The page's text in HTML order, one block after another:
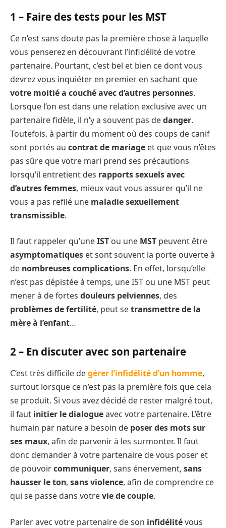
1 – Faire des tests pour les MST
Ce n’est sans doute pas la première chose à laquelle
vous penserez en découvrant l’infidélité de votre
partenaire. Pourtant, c’est bel et bien ce dont vous
devrez vous inquiéter en premier en sachant que
votre moitié a couché avec d’autres personnes.
Lorsque l’on est dans une relation exclusive avec un
partenaire fidèle, il n’y a souvent pas dedanger.
Toutefois, à partir du moment où des coups de canif
sont portés au contrat de mariage et que vous n’êtes
pas sûre que votre mari prend ses précautions
lorsqu’il entretient des rapports sexuels avec
d’autres femmes, mieux vaut vous assurer qu’il ne
vous a pas refilé une maladie sexuellement
transmissible.
Il faut rappeler qu’uneIST ou une MST peuvent être
asymptomatiques et sont souvent la porte ouverte à
de nombreusescomplications. En effet, lorsqu’elle
n’est pas dépistée à temps, une IST ou une MST peut
mener à de fortes douleurs pelviennes, des
problèmes de fertilité, peut setransmettre de la
mère à l’enfant…
2 – En discuter avec son partenaire
C’est très difficile degérer l’infidélité d’un homme,
surtout lorsque ce n’est pas la première fois que cela
se produit. Si vous avez décidé de rester malgré tout,
il faut initier le dialogueavec votre partenaire. L’être
humain par nature a besoin de poser des mots sur
ses maux, afin de parvenir à les surmonter. Il faut
donc demander à votre partenaire de vous poser et
de pouvoircommuniquer, sans énervement, sans
hausser le ton, sans violence, afin de comprendre ce
qui se passe dans votrevie de couple.
Parler avec votre partenaire de son infidélitévous